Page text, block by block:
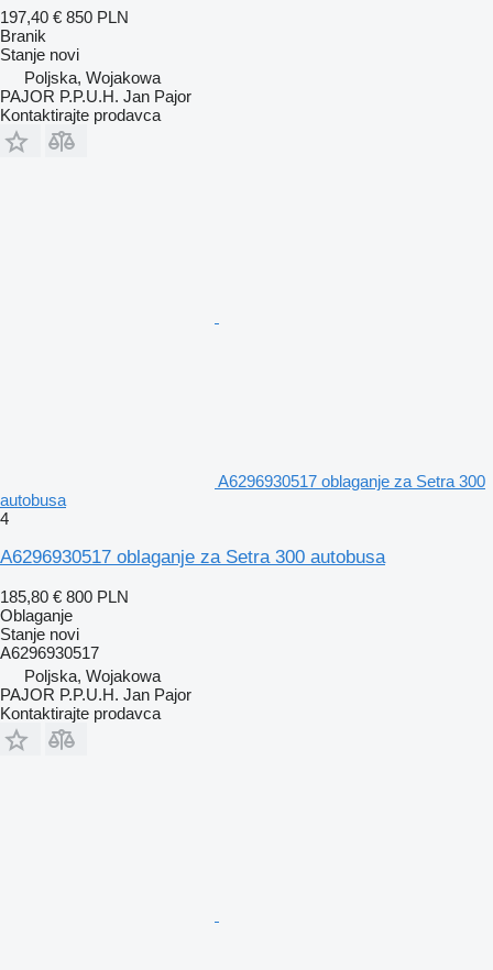
197,40 € 850 PLN
Branik
Stanje novi
Poljska, Wojakowa
PAJOR P.P.U.H. Jan Pajor
Kontaktirajte prodavca
A6296930517 oblaganje za Setra 300
autobusa
4
A6296930517 oblaganje za Setra 300 autobusa
185,80 € 800 PLN
Oblaganje
Stanje novi
A6296930517
Poljska, Wojakowa
PAJOR P.P.U.H. Jan Pajor
Kontaktirajte prodavca